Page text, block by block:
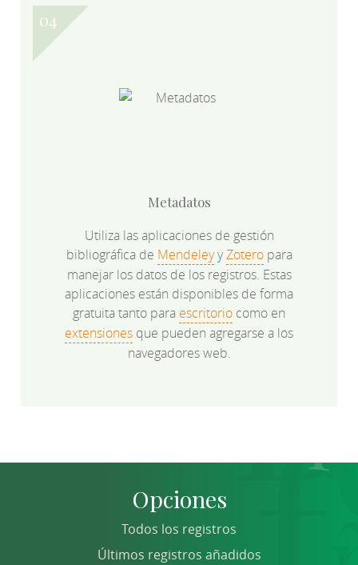
Metadatos
Utiliza las aplicaciones de gestión
bibliográfica de MendeleyyZoteropara
manejar los datos de los registros. Estas
aplicaciones están disponibles de forma
gratuita tanto para escritorio como en
extensiones que pueden agregarse a los
navegadores web.
Opciones
Todos los registros
Últimos registros añadidos